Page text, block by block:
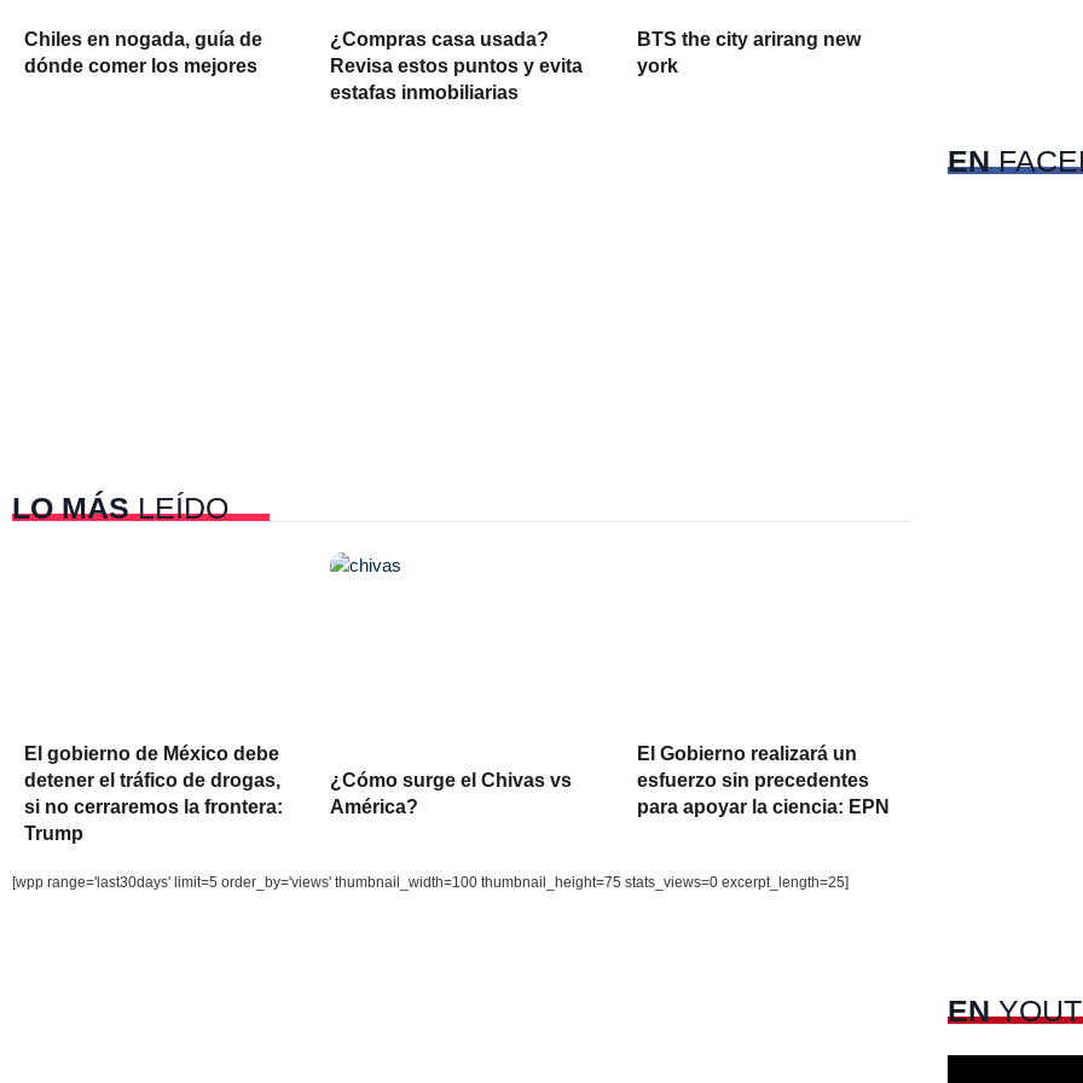
Chiles en nogada, guía de
dónde comer los mejores
¿Compras casa usada?
Revisa estos puntos y evita
estafas inmobiliarias
BTS the city arirang new
york
LO MÁSLEÍDO
El gobierno de México debe
detener el tráfico de drogas,
si no cerraremos la frontera:
Trump
¿Cómo surge el Chivas vs
América?
El Gobierno realizará un
esfuerzo sin precedentes
para apoyar la ciencia: EPN
[wpp range='last30days' limit=5 order_by='views' thumbnail_width=100 thumbnail_height=75 stats_views=0 excerpt_length=25]
EN
EN